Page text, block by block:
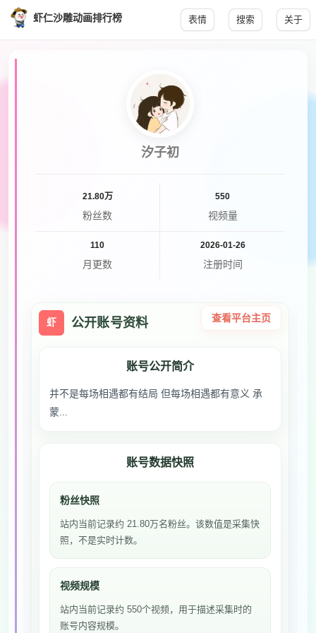
虾仁沙雕动画排行榜 表情 搜索 关于
汐子初
21.80万
粉丝数
550
视频量
110
月更数
2026-01-26
注册时间
虾 公开账号资料 查看平台主页
账号公开简介
并不是每场相遇都有结局 但每场相遇都有意义 承
蒙...
账号数据快照
粉丝快照
站内当前记录约 21.80万名粉丝。该数值是采集快
照，不是实时计数。
视频规模
站内当前记录约 550个视频，用于描述采集时的
账号内容规模。